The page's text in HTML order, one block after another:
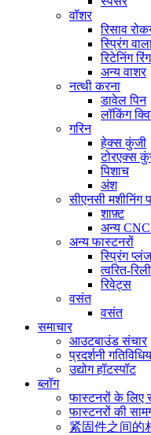
वॉशर
रिसाव
स्प्रिंग
रिटेनिंग रिंग
अन्य वाशर
नत्थी करना
डावेल पिन
लॉकिंग
गरिन
हेक्स कुंजी
टोरएक्स
पिशाच
अंश
सीएनसी मशीनिंग
शाफ़्ट
अन्य CNC
अन्य फास्टनरों
स्प्रिंग
त्वरित-
रिवेट्स
वसंत
वसंत
समाचार
आउटबाउंड संचार
प्रदर्शनी
उद्योग हॉटस्पॉट
ब्लॉग
फास्टनरों के लिए
फास्टनरों की
紧固件之间的